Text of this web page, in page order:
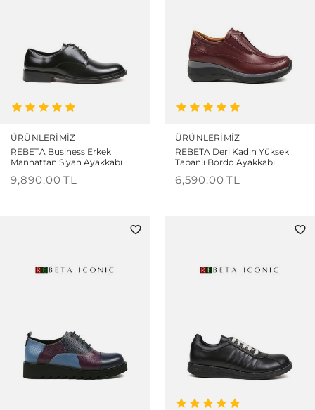
ÜRÜNLERIMIZ
REBETA Business Erkek
Manhattan Siyah Ayakkabı
9,890.00 TL
ÜRÜNLERIMIZ
REBETA Deri Kadın Yüksek
Tabanlı Bordo Ayakkabı
6,590.00 TL